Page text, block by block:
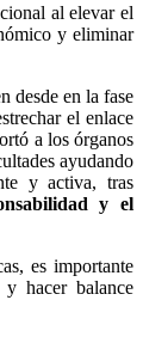
al elevar el
y eliminar
desde en la fase
el enlace
a los órganos
ayudando
y activa, tras
y el
es importante
hacer balance